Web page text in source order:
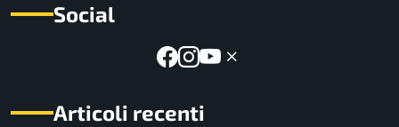
Social
Articoli recenti